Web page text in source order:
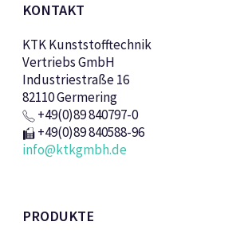
KONTAKT
KTK Kunststofftechnik
Vertriebs GmbH
Industriestraße 16
82110 Germering
+49(0)89 840797-0
+49(0)89 840588-96
info@ktkgmbh.de
PRODUKTE